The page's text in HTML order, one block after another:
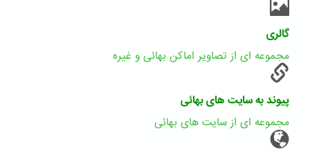
گالری
مجموعه ای از تصاویر اماکن بهائی و غیره
پیوند به سایت های بهائی
مجموعه ای از سایت های بهائی